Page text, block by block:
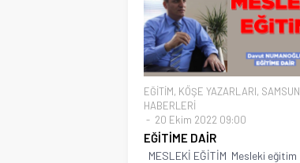
EĞİTİM, KÖŞE YAZARLARI, SAMSUN
HABERLERİ
20 Ekim 2022 09:00
EĞİTİME DAİR
MESLEKİ EĞİTİM Mesleki eğitim